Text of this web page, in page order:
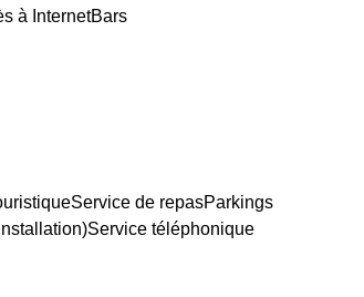
à InternetBars
Service de repasParkings
Service téléphonique